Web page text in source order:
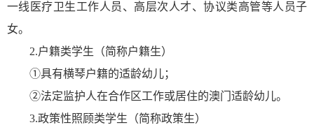
一线医疗卫生工作人员、高层次人才、协议类高管等人员子
女。
2.户籍类学生（简称户籍生）
①具有横琴户籍的适龄幼儿；
②法定监护人在合作区工作或居住的澳门适龄幼儿。
3.政策性照顾类学生（简称政策生）